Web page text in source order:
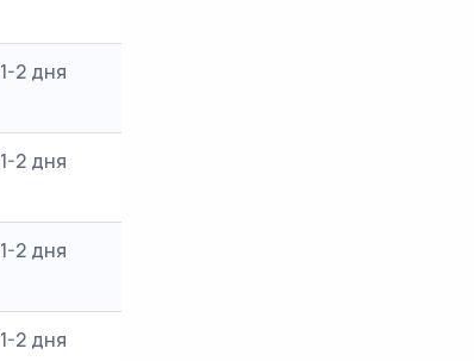
1-2 дня
1-2 дня
1-2 дня
1-2 дня